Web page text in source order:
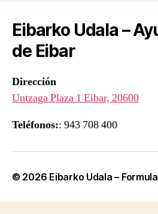
Eibarko Udala –
de Eibar
Dirección
Untzaga Plaza 1 Eibar, 20600
Teléfonos:: 943 708 400
© 2026 Eibarko Udala –